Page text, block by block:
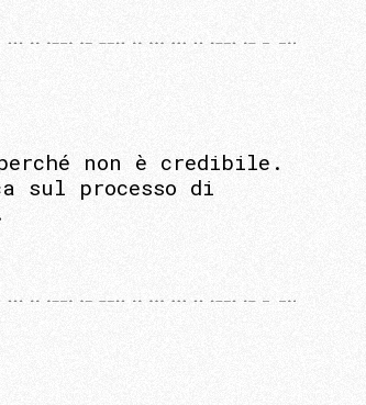
non è credibile.
sul processo di